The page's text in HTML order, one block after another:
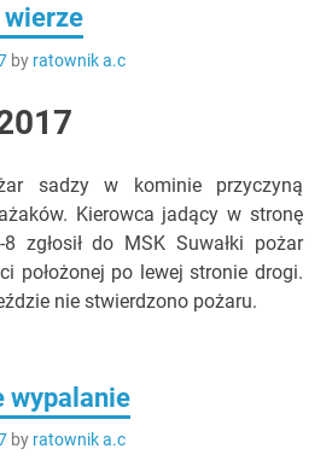
by ratownik a.c
sadzy w kominie przyczyną
Kierowca jadący w stronę
zgłosił do MSK Suwałki pożar
położonej po lewej stronie drogi.
nie stwierdzono pożaru.
wypalanie
by ratownik a.c